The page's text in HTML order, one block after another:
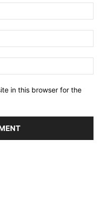
in this browser for the